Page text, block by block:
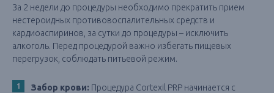
За 2 недели до процедуры необходимо прекратить прием
нестероидных противовоспалительных средств и
кардиоаспиринов, за сутки до процедуры – исключить
алкоголь. Перед процедурой важно избегать пищевых
перегрузок, соблюдать питьевой режим.
Забор крови: Процедура Cortexil PRP начинается с